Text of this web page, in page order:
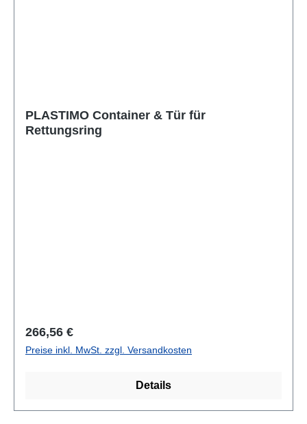
PLASTIMO Container & Tür für
Rettungsring
Regulärer Preis:
266,56 €
Preise inkl. MwSt. zzgl. Versandkosten
Details